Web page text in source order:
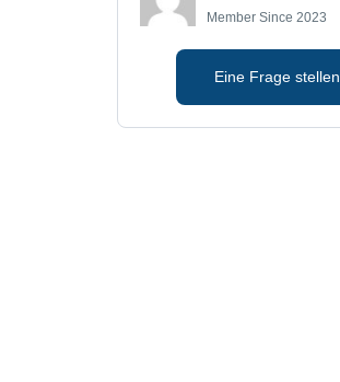
Member Since 2023
Eine Frage stellen